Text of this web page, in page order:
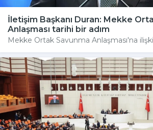
İletişim Başkanı Duran: Mekke
Anlaşması tarihi bir adım
Mekke Ortak Savunma Anlaşması'na